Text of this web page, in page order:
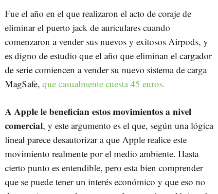
Fue el año en el que realizaron el acto de coraje de
eliminar el puerto jack de auriculares cuando
comenzaron a vender sus nuevos y exitosos Airpods, y
es digno de estudio que el año que eliminan el cargador
de serie comiencen a vender su nuevo sistema de carga
MagSafe, que casualmente cuesta 45 euros.
A Apple le benefician estos movimientos a nivel
comercial, y este argumento es el que, según una lógica
lineal parece desautorizar a que Apple realice este
movimiento realmente por el medio ambiente. Hasta
cierto punto es entendible, pero esta bien comprender
que se puede tener un interés económico y que eso no